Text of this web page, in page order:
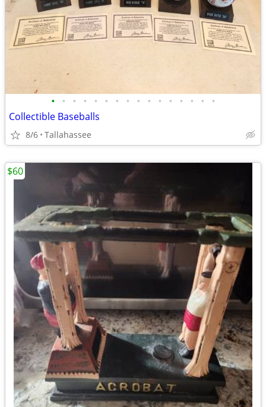
• • • • • • • • • • • • • • • •
Collectible Baseballs
8/6 Tallahassee
$60